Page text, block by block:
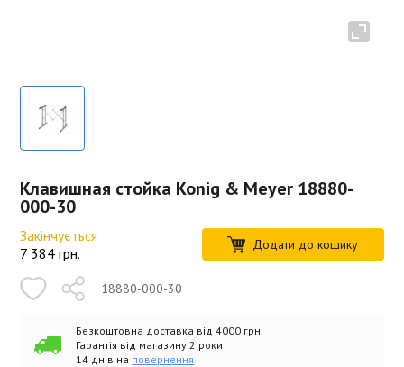
Клавишная стойка Konig & Meyer 18880-
000-30
Закінчується
7 384 грн. Додати до кошику
18880-000-30
Безкоштовна доставка від 4000 грн.
Гарантія від магазину 2 роки
14 днів на повернення